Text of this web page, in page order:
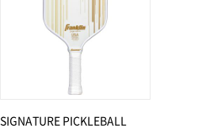
SIGNATURE PICKLEBALL